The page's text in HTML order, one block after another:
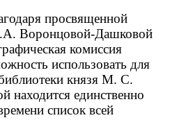
просвященной
Воронцовой-Дашковой
комиссия
использовать для
князя М. С.
находится единственно
список всей